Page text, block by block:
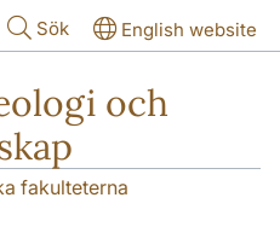
Sök English website
och
fakulteterna